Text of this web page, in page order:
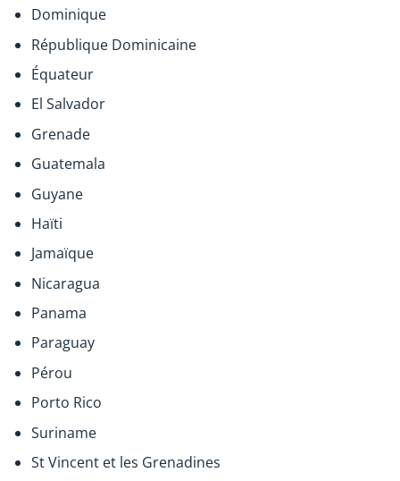
Dominique
République Dominicaine
Équateur
El Salvador
Grenade
Guatemala
Guyane
Haïti
Jamaïque
Nicaragua
Panama
Paraguay
Pérou
Porto Rico
Suriname
St Vincent et les Grenadines